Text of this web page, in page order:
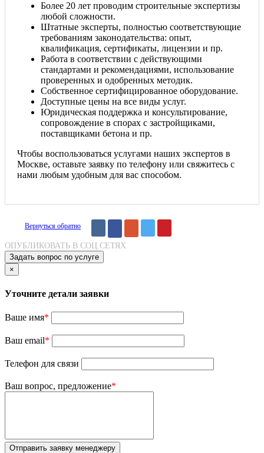
Более 20 лет проводим строительные экспертизы
любой сложности.
Штатные эксперты, полностью соответствующие
требованиям законодательства: опыт,
квалификация, сертификаты, лицензии и пр.
Работа в соответствии с действующими
стандартами и рекомендациями, использование
проверенных и одобренных методик.
Собственное сертифицированное оборудование.
Доступные цены на все виды услуг.
Юридическая поддержка и консультирование,
сопровождение в спорах с застройщиками,
поставщиками бетона и пр.
Чтобы воспользоваться услугами наших экспертов в
Москве, оставьте заявку по телефону или свяжитесь с
нами любым удобным для вас способом.
Вернуться обратно
ОПУБЛИКОВАТЬ В СОЦ.СЕТЯХ
Задать вопрос по услуге
×
Уточните детали заявки
Ваше имя*
Ваш email*
Телефон для связи
Ваш вопрос, предложение*
Отправить заявку менеджеру